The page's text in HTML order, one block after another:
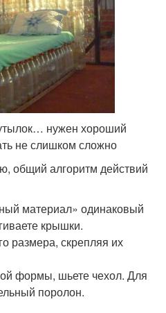
нужен хороший
не слишком сложно
общий алгоритм действий
материал» одинаковый
крышки.
размера, скрепляя их
формы, шьете чехол. Для
поролон.